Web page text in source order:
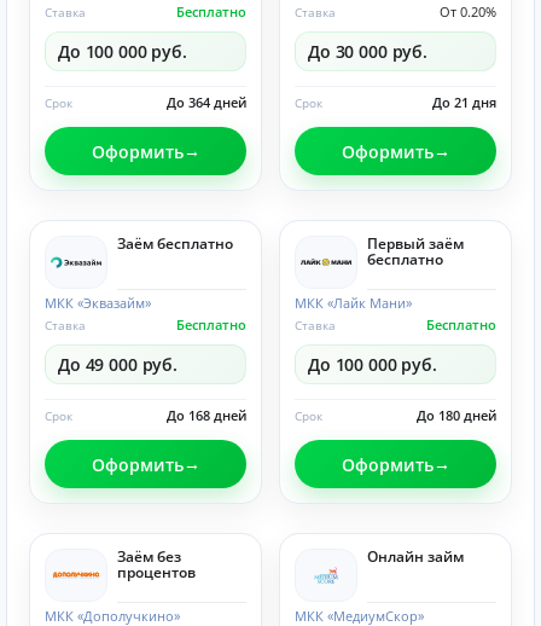
Бесплатно
Ставка
До 100 000 руб.
До 364 дней
Срок
Оформить
От 0.20%
Ставка
До 30 000 руб.
До 21 дня
Срок
Оформить
Заём бесплатно
МКК «Эквазайм»
Бесплатно
Ставка
До 49 000 руб.
До 168 дней
Срок
Оформить
Первый заём
бесплатно
МКК «Лайк Мани»
Бесплатно
Ставка
До 100 000 руб.
До 180 дней
Срок
Оформить
Заём без
процентов
МКК «Дополучкино»
Онлайн займ
МКК «МедиумСкор»